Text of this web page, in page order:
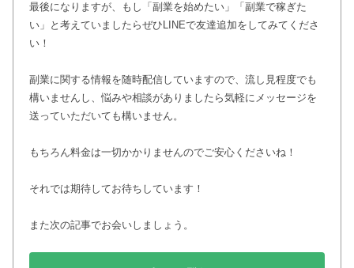
最後になりますが、もし「副業を始めたい」「副業で稼ぎた
い」と考えていましたらぜひLINEで友達追加をしてみてくださ
い！
副業に関する情報を随時配信していますので、流し見程度でも
構いませんし、悩みや相談がありましたら気軽にメッセージを
送っていただいても構いません。
もちろん料金は一切かかりませんのでご安心くださいね！
それでは期待してお待ちしています！
また次の記事でお会いしましょう。